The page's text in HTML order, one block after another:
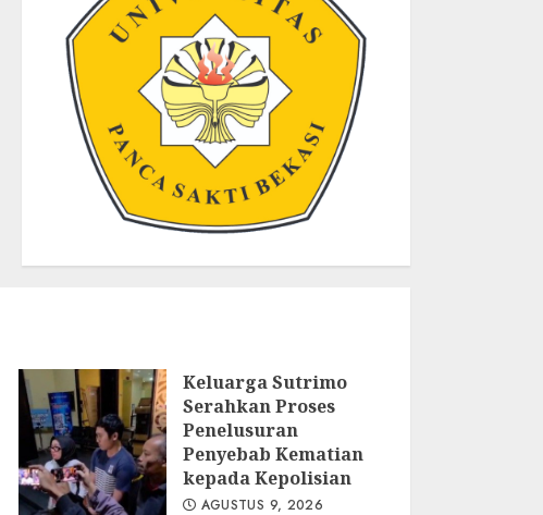
Keluarga Sutrimo
Serahkan Proses
Penelusuran
Penyebab Kematian
kepada Kepolisian
AGUSTUS 9, 2026